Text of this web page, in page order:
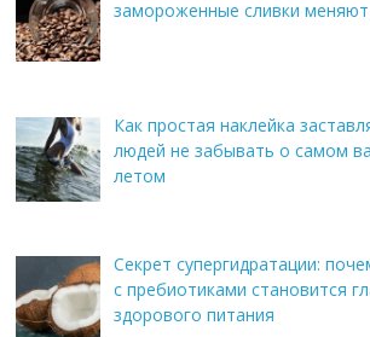
замороженные сливки меняют
Как простая наклейка
людей не забывать о самом
летом
Секрет супергидратации:
с пребиотиками становится
здорового питания